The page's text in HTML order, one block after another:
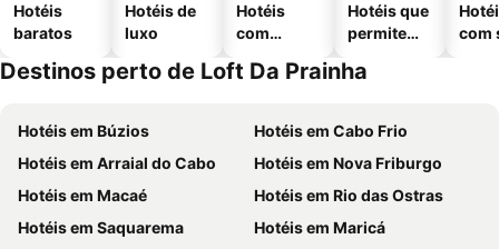
Hotéis
baratos
Hotéis de
luxo
Hotéis
com
Hotéis que
permitem
com
Destinos perto de Loft Da Prainha
Hotéis em Búzios
Hotéis em Cabo Frio
Hotéis em Arraial do Cabo
Hotéis em Nova Friburgo
Hotéis em Macaé
Hotéis em Rio das Ostras
Hotéis em Saquarema
Hotéis em Maricá